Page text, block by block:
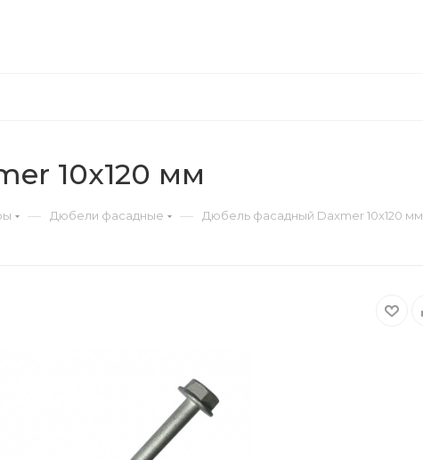
10х120 мм
— Дюбели фасадные — Дюбель фасадный Daxmer 10х120 мм